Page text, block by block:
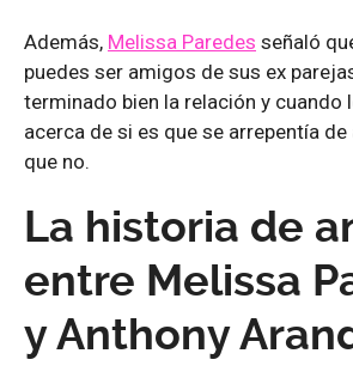
Además, Melissa Paredes señaló
puedes ser amigos de sus ex
terminado bien la relación y cuando
acerca de si es que se arrepentía
que no.
La historia de
entre Melissa
y Anthony